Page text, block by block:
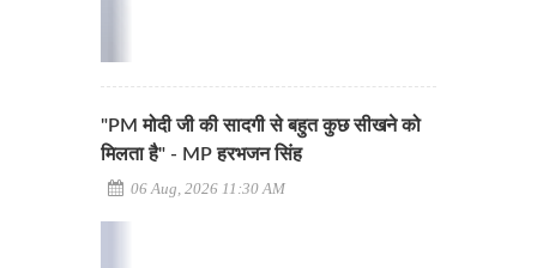
"PM मोदी जी की सादगी से बहुत कुछ सीखने को
मिलता है" - MP हरभजन सिंह
06 Aug, 2026 11:30 AM